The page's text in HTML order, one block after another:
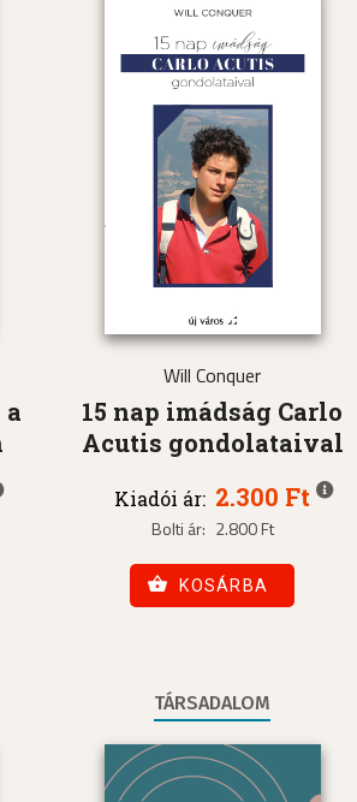
Will Conquer
15 nap imádság Carlo
Acutis gondolataival
Kiadói ár: 2.300 Ft
Bolti ár: 2.800 Ft
KOSÁRBA
TÁRSADALOM